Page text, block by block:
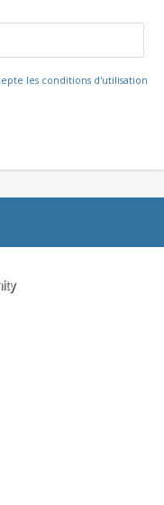
les conditions d'utilisation